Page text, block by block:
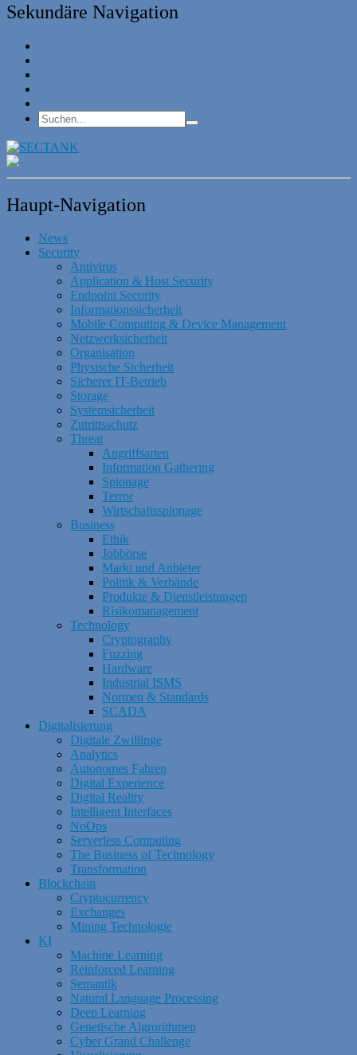
Sekundäre Navigation
Haupt-Navigation
News
Security
Antivirus
Application & Host Security
Endpoint Security
Informationssicherheit
Mobile Computing & Device Management
Netzwerksicherheit
Organisation
Physische Sicherheit
Sicherer IT-Betrieb
Storage
Systemsicherheit
Zutrittsschutz
Threat
Angriffsarten
Information Gathering
Spionage
Terror
Wirtschaftsspionage
Business
Ethik
Jobbörse
Markt und Anbieter
Politik & Verbände
Produkte & Dienstleistungen
Risikomanagement
Technology
Cryptography
Fuzzing
Hardware
Industrial ISMS
Normen & Standards
SCADA
Digitalisierung
Digitale Zwillinge
Analytics
Autonomes Fahren
Digital Experience
Digital Reality
Intelligent Interfaces
NoOps
Serverless Computing
The Business of Technology
Transformation
Blockchain
Cryptocurrency
Exchanges
Mining Technologie
KI
Machine Learning
Reinforced Learning
Semantik
Natural Language Processing
Deep Learning
Genetische Algrorithmen
Cyber Grand Challenge